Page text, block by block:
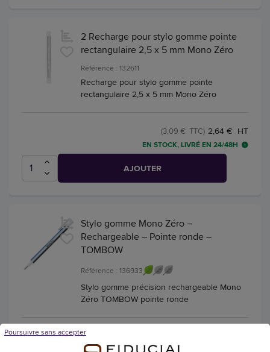
2 Recharge pour stylo gomme pointe
rectangulaire 2,5 x 5 mm Mono Zéro
Référence : 132611
Recharge pour stylo gomme pointe
rectangulaire 2,5 x 5 mm Mono Zéro
2,64 € HT
(3,09 € TTC)
EN STOCK, LIVRÉ EN 24/48H
AJOUTER
Stylo gomme Mono Zéro –
Rechargeable – Pointe ronde –
TOMBOW
Référence : 136933
Stylo gomme précision rechargeable Mono
Zéro TOMBOW pointe ronde
EN STOCK, LIVRÉ EN 24/48H
Poursuivre sans accepter